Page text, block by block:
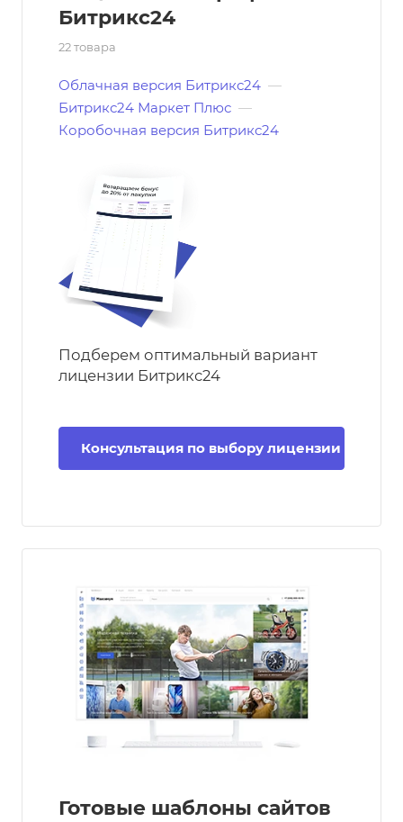
Битрикс24
22 товара
Облачная версия Битрикс24 —
Битрикс24 Маркет Плюс —
Коробочная версия Битрикс24
Подберем оптимальный вариант
лицензии Битрикс24
Консультация по выбору лицензии
Готовые шаблоны сайтов